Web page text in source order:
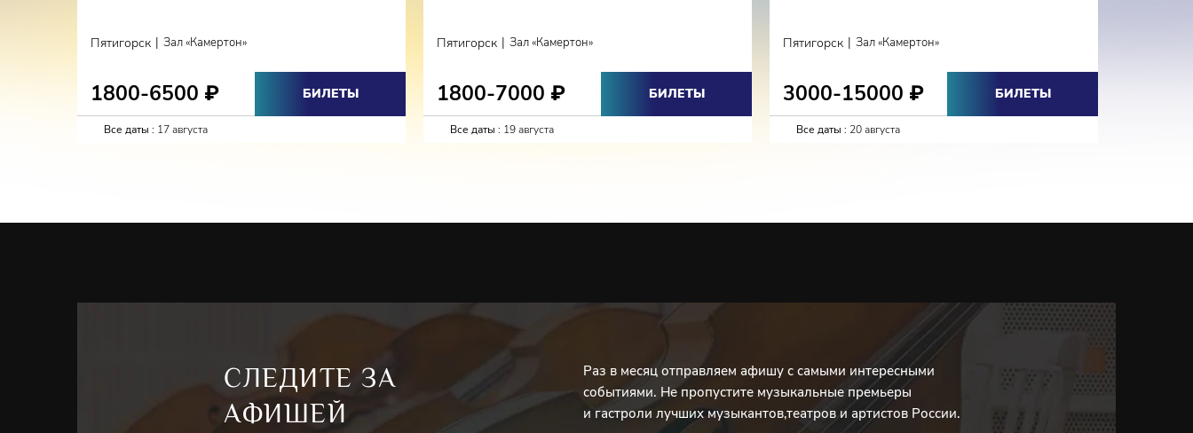
Пятигорск | Зал «Камертон»
1800-6500 ₽ БИЛЕТЫ
Все даты : 17 августа
Пятигорск | Зал «Камертон»
1800-7000 ₽ БИЛЕТЫ
Все даты : 19 августа
Пятигорск | Зал «Камертон»
3000-15000 ₽ БИЛЕТЫ
Все даты : 20 августа
СЛЕДИТЕ ЗА
АФИШЕЙ
Раз в месяц отправляем афишу с самыми интересными
событиями. Не пропустите музыкальные премьеры
и гастроли лучших музыкантов,театров и артистов России.